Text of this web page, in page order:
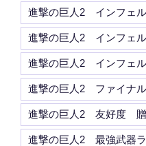
進撃の巨人2 インフェ
進撃の巨人2 インフェ
進撃の巨人2 インフェ
進撃の巨人2 ファイナ
進撃の巨人2 友好度 贈
進撃の巨人2 最強武器